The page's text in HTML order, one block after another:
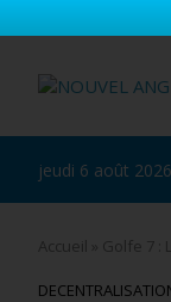
jeudi 6 août 2026
Accueil Golfe 7 :